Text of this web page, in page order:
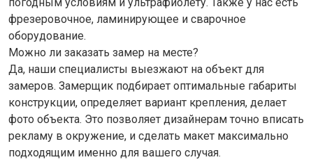
погодным условиям и ультрафиолету. Также у нас есть
фрезеровочное, ламинирующее и сварочное
оборудование.
Можно ли заказать замер на месте?
Да, наши специалисты выезжают на объект для
замеров. Замерщик подбирает оптимальные габариты
конструкции, определяет вариант крепления, делает
фото объекта. Это позволяет дизайнерам точно вписать
рекламу в окружение, и сделать макет максимально
подходящим именно для вашего случая.